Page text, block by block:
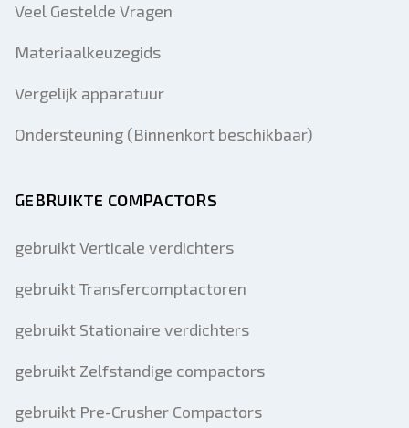
Veel Gestelde Vragen
Materiaalkeuzegids
Vergelijk apparatuur
Ondersteuning (Binnenkort beschikbaar)
GEBRUIKTE COMPACTORS
gebruikt Verticale verdichters
gebruikt Transfercomptactoren
gebruikt Stationaire verdichters
gebruikt Zelfstandige compactors
gebruikt Pre-Crusher Compactors